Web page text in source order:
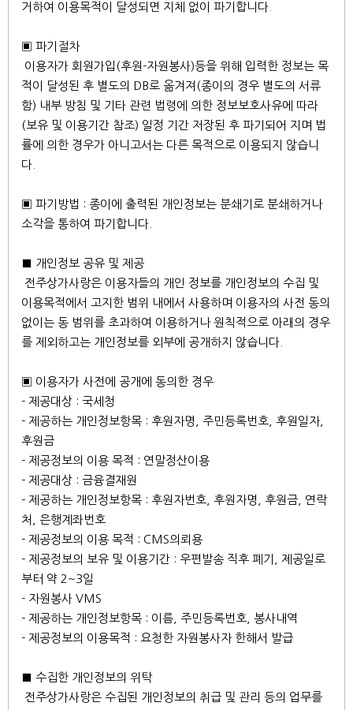
거하여 이용목적이 달성되면 지체 없이 파기합니다.
▣ 파기절차
이용자가 회원가입(후원-자원봉사)등을 위해 입력한 정보는 목
적이 달성된 후 별도의 DB로 옮겨져(종이의 경우 별도의 서류
함) 내부 방침 및 기타 관련 법령에 의한 정보보호사유에 따라
(보유 및 이용기간 참조) 일정 기간 저장된 후 파기되어 지며 법
률에 의한 경우가 아니고서는 다른 목적으로 이용되지 않습니
다.
▣ 파기방법 : 종이에 출력된 개인정보는 분쇄기로 분쇄하거나
소각을 통하여 파기합니다.
■ 개인정보 공유 및 제공
전주상가사랑은 이용자들의 개인 정보를 개인정보의 수집 및
이용목적에서 고지한 범위 내에서 사용하며 이용자의 사전 동의
없이는 동 범위를 초과하여 이용하거나 원칙적으로 아래의 경우
를 제외하고는 개인정보를 외부에 공개하지 않습니다.
▣ 이용자가 사전에 공개에 동의한 경우
- 제공대상 : 국세청
- 제공하는 개인정보항목 : 후원자명, 주민등록번호, 후원일자,
후원금
- 제공정보의 이용 목적 : 연말정산이용
- 제공대상 : 금융결재원
- 제공하는 개인정보항목 : 후원자번호, 후원자명, 후원금, 연락
처, 은행계좌번호
- 제공정보의 이용 목적 : CMS의뢰용
- 제공정보의 보유 및 이용기간 : 우편발송 직후 폐기, 제공일로
부터 약 2~3일
- 자원봉사 VMS
- 제공하는 개인정보항목 : 이름, 주민등록번호, 봉사내역
- 제공정보의 이용목적 : 요청한 자원봉사자 한해서 발급
■ 수집한 개인정보의 위탁
전주상가사랑은 수집된 개인정보의 취급 및 관리 등의 업무를